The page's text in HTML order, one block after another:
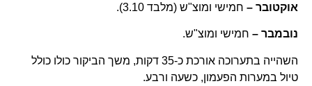
אוקטובר –חמישי ומוצ"ש (מלבד 3.10).
נובמבר –חמישי ומוצ"ש.
השהייה בתערוכה אורכת כ-35 דקות, משך הביקור כולו כולל
טיול במערות הפעמון, כשעה ורבע.